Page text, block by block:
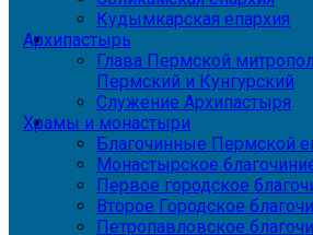
Кудымкарская епархия
Архипастырь
Глава Пермской
Пермский и Кунгурский
Служение Архипастыря
Храмы и монастыри
Благочинные Пермской
Монастырское
Первое городское
Второе Городское
Петропавловское